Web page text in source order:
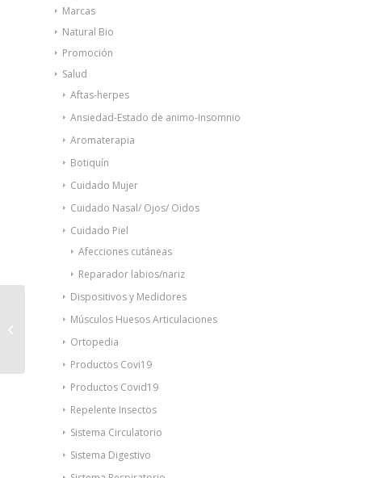
Marcas
Natural Bio
Promoción
Salud
Aftas-herpes
Ansiedad-Estado de animo-Insomnio
Aromaterapia
Botiquín
Cuidado Mujer
Cuidado Nasal/ Ojos/ Oidos
Cuidado Piel
Afecciones cutáneas
Reparador labios/nariz
Dispositivos y Medidores
Músculos Huesos Articulaciones
Ortopedia
Productos Covi19
Productos Covid19
Repelente Insectos
Sistema Circulatorio
Sistema Digestivo
Rescue Night flores de
Bach 20ml